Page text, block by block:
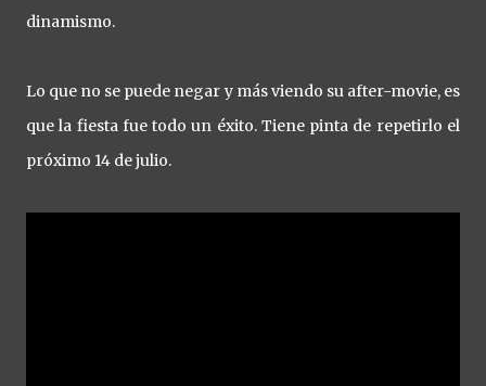
dinamismo.
Lo que no se puede negar y más viendo su after-movie, es
que la fiesta fue todo un éxito. Tiene pinta de repetirlo el
próximo 14 de julio.